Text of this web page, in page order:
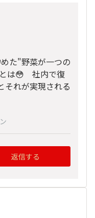
た"野菜が一つの
とは😳 社内で復
それが実現される
返信する